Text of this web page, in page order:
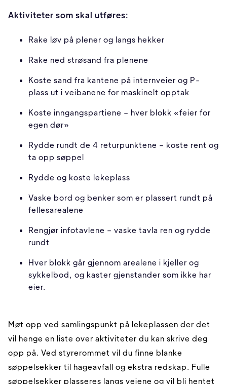
Aktiviteter som skal utføres:
Rake løv på plener og langs hekker
Rake ned strøsand fra plenene
Koste sand fra kantene på internveier og P-
plass ut i veibanene for maskinelt opptak
Koste inngangspartiene – hver blokk «feier for
egen dør»
Rydde rundt de 4 returpunktene – koste rent og
ta opp søppel
Rydde og koste lekeplass
Vaske bord og benker som er plassert rundt på
fellesarealene
Rengjør infotavlene – vaske tavla ren og rydde
rundt
Hver blokk går gjennom arealene i kjeller og
sykkelbod, og kaster gjenstander som ikke har
eier.
Møt opp ved samlingspunkt på lekeplassen der det
vil henge en liste over aktiviteter du kan skrive deg
opp på. Ved styrerommet vil du finne blanke
søppelsekker til hageavfall og ekstra redskap. Fulle
søppelsekker plasseres langs veiene og vil bli hentet